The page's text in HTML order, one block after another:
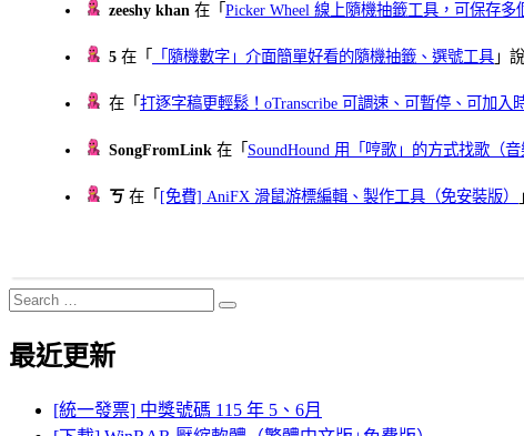
zeeshy khan 在「Picker Wheel 線上隨機抽籤工具，可保存多
5 在「 「隨機數字」介面簡單好看的隨機抽籤、選號工具 」
在「打逐字稿更輕鬆！oTranscribe 可調速、可暫停、可加入
SongFromLink 在「 SoundHound 用「哼歌」的方式找歌（音
ㄎ 在「 [免費] AniFX 滑鼠游標編輯、製作工具（免安裝版）
Search
for:
Search
最近更新
[統一發票] 中獎號碼 115 年 5、6月